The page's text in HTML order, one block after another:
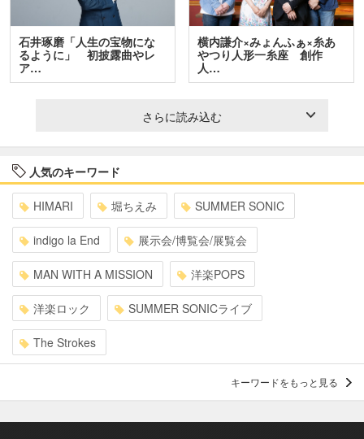
石井琢磨「人生の宝物にな
るように」 初披露曲やレ
ア…
横内謙介×みょんふぁ×糸あ
やつり人形一糸座 創作
人…
さらに読み込む
人気のキーワード
HIMARI 堀ちえみ SUMMER SONIC
indigo la End 展示会/博覧会/展覧会
MAN WITH A MISSION 洋楽POPS
洋楽ロック SUMMER SONICライブ
The Strokes
キーワードをもっと見る